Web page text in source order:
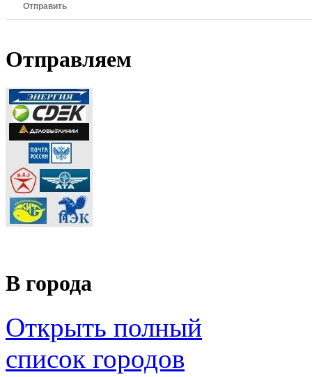
Отправить
Отправляем
В города
Открыть полный
список городов